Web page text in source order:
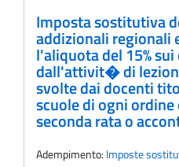
Imposta sostitutiva
addizionali regionali
l'aliquota del 15%
dall'attivit� di
svolte dai docenti
scuole di ogni
seconda rata o
Adempimento: Imposte